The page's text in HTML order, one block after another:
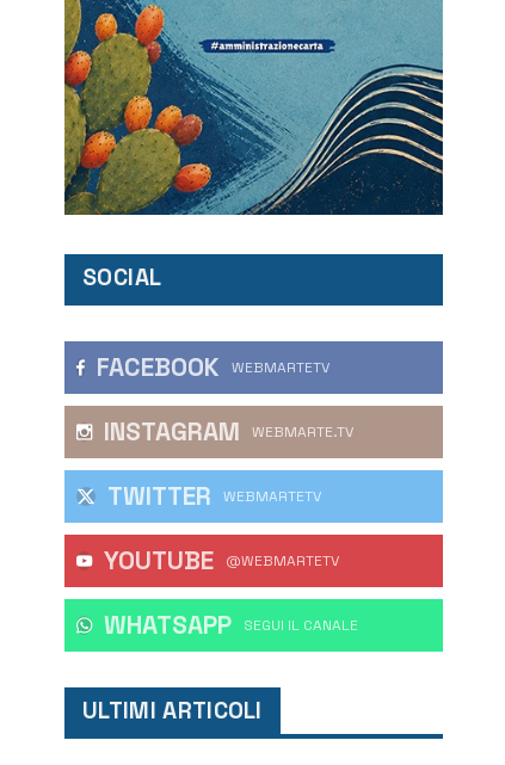
SOCIAL
FACEBOOK WEBMARTETV
INSTAGRAM WEBMARTE.TV
TWITTER WEBMARTETV
YOUTUBE @WEBMARTETV
WHATSAPP ‎SEGUI IL CANALE
ULTIMI ARTICOLI